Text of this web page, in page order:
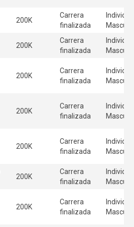
200K
Carrera
finalizada
200K
Carrera
finalizada
200K
Carrera
finalizada
200K
Carrera
finalizada
200K
Carrera
finalizada
200K
Carrera
finalizada
200K
Carrera
finalizada